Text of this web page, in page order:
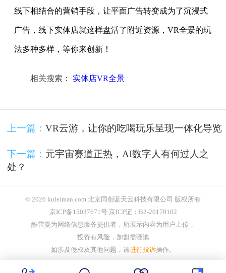
线下相结合的营销手段，让平面广告转变成为了沉浸式
广告，线下实体店就这样盘活了附近资源，VR全景的玩
法多种多样，等你来创新！
相关搜索： 实体店VR全景
上一篇： VR云游，让你的吃喝玩乐呈现一体化导览
下一篇： 元宇宙赛道正热，AI数字人有何过人之
处？
© 2026 kuleiman.com 北京同创蓝天云科技有限公司 版权所有
京ICP备15037671号 京ICP证：B2-20170102
酷雷曼为网络信息服务提供者，所展示内容为用户上传，
投资有风险，加盟需谨慎
如涉及侵权及其他问题，请进行投诉操作。